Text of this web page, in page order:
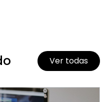
Ver todas